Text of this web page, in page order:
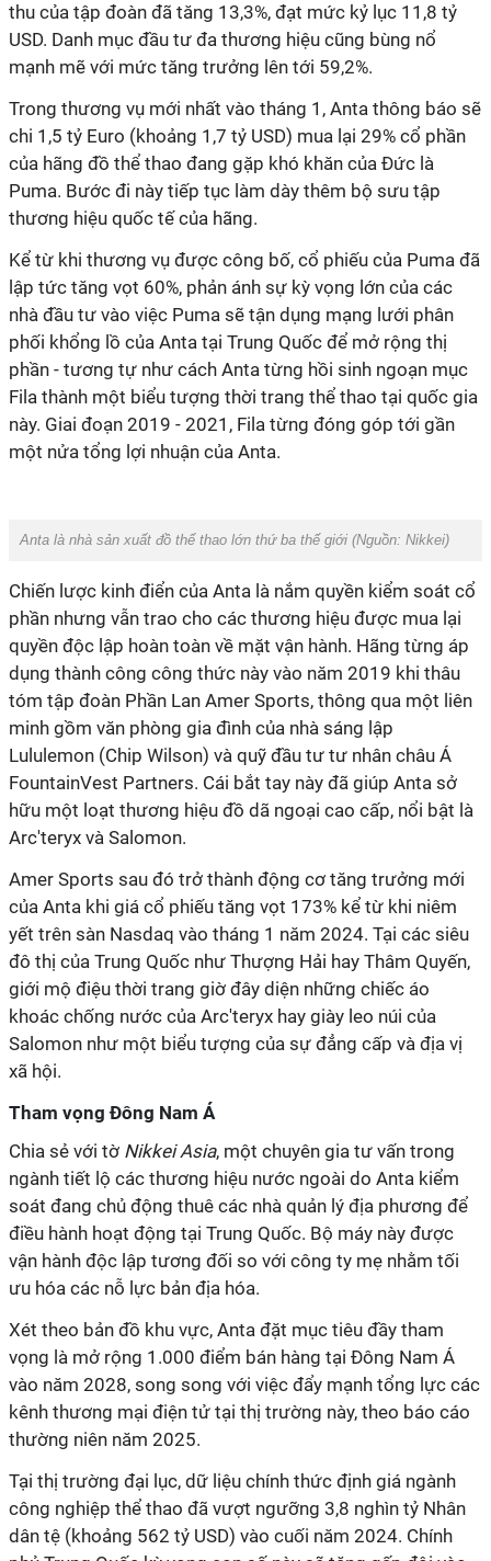
thu của tập đoàn đã tăng 13,3%, đạt mức kỷ lục 11,8 tỷ
USD. Danh mục đầu tư đa thương hiệu cũng bùng nổ
mạnh mẽ với mức tăng trưởng lên tới 59,2%.
Trong thương vụ mới nhất vào tháng 1, Anta thông báo sẽ
chi 1,5 tỷ Euro (khoảng 1,7 tỷ USD) mua lại 29% cổ phần
của hãng đồ thể thao đang gặp khó khăn của Đức là
Puma. Bước đi này tiếp tục làm dày thêm bộ sưu tập
thương hiệu quốc tế của hãng.
Kể từ khi thương vụ được công bố, cổ phiếu của Puma đã
lập tức tăng vọt 60%, phản ánh sự kỳ vọng lớn của các
nhà đầu tư vào việc Puma sẽ tận dụng mạng lưới phân
phối khổng lồ của Anta tại Trung Quốc để mở rộng thị
phần - tương tự như cách Anta từng hồi sinh ngoạn mục
Fila thành một biểu tượng thời trang thể thao tại quốc gia
này. Giai đoạn 2019 - 2021, Fila từng đóng góp tới gần
một nửa tổng lợi nhuận của Anta.
Anta là nhà sản xuất đồ thể thao lớn thứ ba thế giới (Nguồn: Nikkei)
Chiến lược kinh điển của Anta là nắm quyền kiểm soát cổ
phần nhưng vẫn trao cho các thương hiệu được mua lại
quyền độc lập hoàn toàn về mặt vận hành. Hãng từng áp
dụng thành công công thức này vào năm 2019 khi thâu
tóm tập đoàn Phần Lan Amer Sports, thông qua một liên
minh gồm văn phòng gia đình của nhà sáng lập
Lululemon (Chip Wilson) và quỹ đầu tư tư nhân châu Á
FountainVest Partners. Cái bắt tay này đã giúp Anta sở
hữu một loạt thương hiệu đồ dã ngoại cao cấp, nổi bật là
Arc'teryx và Salomon.
Amer Sports sau đó trở thành động cơ tăng trưởng mới
của Anta khi giá cổ phiếu tăng vọt 173% kể từ khi niêm
yết trên sàn Nasdaq vào tháng 1 năm 2024. Tại các siêu
đô thị của Trung Quốc như Thượng Hải hay Thâm Quyến,
giới mộ điệu thời trang giờ đây diện những chiếc áo
khoác chống nước của Arc'teryx hay giày leo núi của
Salomon như một biểu tượng của sự đẳng cấp và địa vị
xã hội.
Tham vọng Đông Nam Á
Chia sẻ với tờ Nikkei Asia, một chuyên gia tư vấn trong
ngành tiết lộ các thương hiệu nước ngoài do Anta kiểm
soát đang chủ động thuê các nhà quản lý địa phương để
điều hành hoạt động tại Trung Quốc. Bộ máy này được
vận hành độc lập tương đối so với công ty mẹ nhằm tối
ưu hóa các nỗ lực bản địa hóa.
Xét theo bản đồ khu vực, Anta đặt mục tiêu đầy tham
vọng là mở rộng 1.000 điểm bán hàng tại Đông Nam Á
vào năm 2028, song song với việc đẩy mạnh tổng lực các
kênh thương mại điện tử tại thị trường này, theo báo cáo
thường niên năm 2025.
Tại thị trường đại lục, dữ liệu chính thức định giá ngành
công nghiệp thể thao đã vượt ngưỡng 3,8 nghìn tỷ Nhân
dân tệ (khoảng 562 tỷ USD) vào cuối năm 2024. Chính